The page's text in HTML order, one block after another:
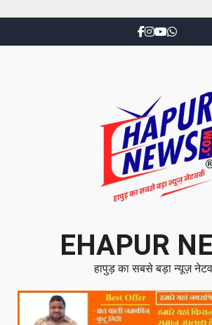
EHAPUR
हापुड़ का सबसे बड़ा न्यूज़